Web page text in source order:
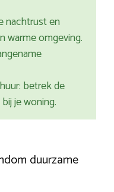
nachtrust en
warme omgeving.
betrek de
je woning.
duurzame